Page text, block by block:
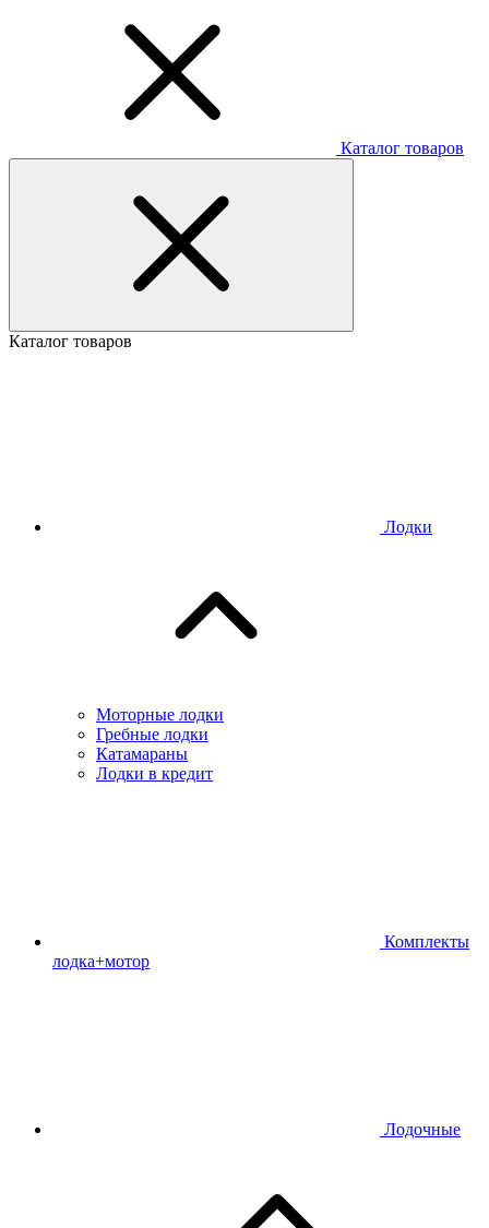
Каталог товаров
Каталог товаров
Лодки
Моторные лодки
Гребные лодки
Катамараны
Лодки в кредит
Комплекты
лодка+мотор
Лодочные